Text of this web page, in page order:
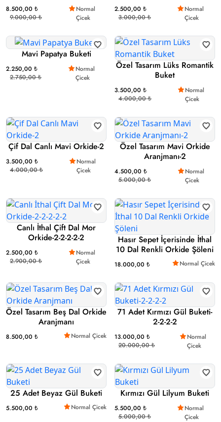
8.500,00 ₺
9.000,00 ₺
Normal
Çicek
2.500,00 ₺
3.000,00 ₺
Normal
Çicek
Mavi Papatya Buketi
2.250,00 ₺
2.750,00 ₺
Normal
Çicek
Özel Tasarım Lüks Romantik
Buket
3.500,00 ₺
4.000,00 ₺
Normal
Çicek
Çif Dal Canlı Mavi Orkide-2
3.500,00 ₺
4.000,00 ₺
Normal
Çicek
Özel Tasarım Mavi Orkide
Aranjmanı-2
4.500,00 ₺
5.000,00 ₺
Normal
Çicek
Canlı İthal Çift Dal Mor
Orkide-2-2-2-2-2
2.500,00 ₺
2.900,00 ₺
Normal
Çicek
Hasır Sepet İçerisinde İthal
10 Dal Renkli Orkide Şöleni
18.000,00 ₺ Normal Çicek
Özel Tasarım Beş Dal Orkide
Aranjmanı
8.500,00 ₺ Normal Çicek
71 Adet Kırmızı Gül Buketi-
2-2-2-2
13.000,00 ₺
20.000,00 ₺
Normal
Çicek
25 Adet Beyaz Gül Buketi
5.500,00 ₺ Normal Çicek
Kırmızı Gül Lilyum Buketi
5.500,00 ₺
5.000,00 ₺
Normal
Çicek